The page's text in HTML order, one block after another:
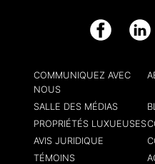
Facebook
COMMUNIQUEZ AVEC
NOUS
SALLE DES MÉDIAS
PROPRIÉTÉS LUXUEUSES
AVIS JURIDIQUE
TÉMOINS